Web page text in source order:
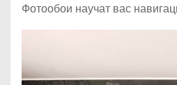
Фотообои научат вас